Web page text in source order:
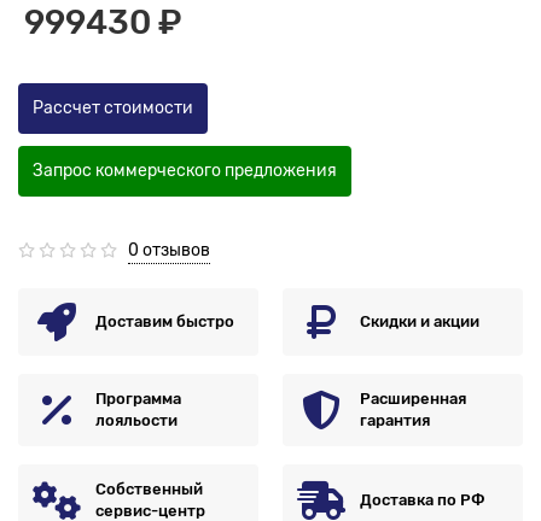
999430 ₽
Рассчет стоимости
Запрос коммерческого предложения
0 отзывов
Доставим быстро Скидки и акции
Программа
лояльости
Расширенная
гарантия
Собственный
сервис-центр
Доставка по РФ